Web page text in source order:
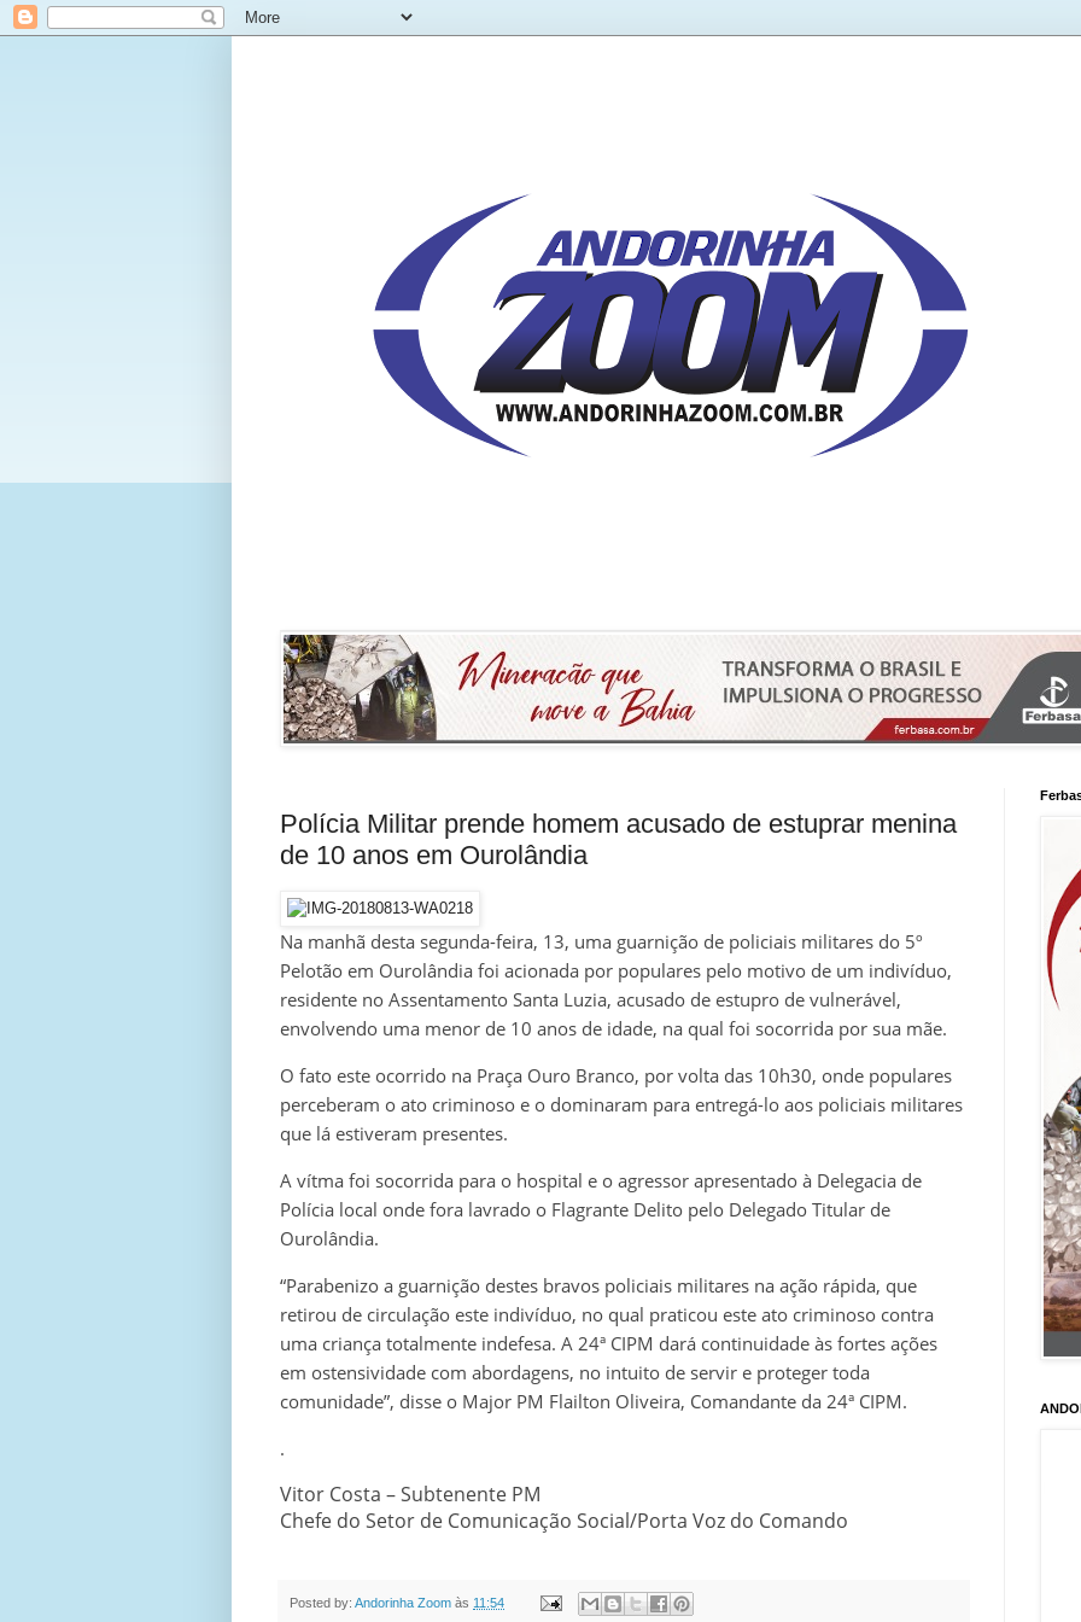
Polícia Militar prende homem acusado de estuprar menina
de 10 anos em Ourolândia
Na manhã desta segunda-feira, 13, uma guarnição de policiais militares do 5º
Pelotão em Ourolândia foi acionada por populares pelo motivo de um indivíduo,
residente no Assentamento Santa Luzia, acusado de estupro de vulnerável,
envolvendo uma menor de 10 anos de idade, na qual foi socorrida por sua mãe.
O fato este ocorrido na Praça Ouro Branco, por volta das 10h30, onde populares
perceberam o ato criminoso e o dominaram para entregá-lo aos policiais militares
que lá estiveram presentes.
A vítma foi socorrida para o hospital e o agressor apresentado à Delegacia de
Polícia local onde fora lavrado o Flagrante Delito pelo Delegado Titular de
Ourolândia.
“Parabenizo a guarnição destes bravos policiais militares na ação rápida, que
retirou de circulação este indivíduo, no qual praticou este ato criminoso contra
uma criança totalmente indefesa. A 24ª CIPM dará continuidade às fortes ações
em ostensividade com abordagens, no intuito de servir e proteger toda
comunidade”, disse o Major PM Flailton Oliveira, Comandante da 24ª CIPM.
.
Vitor Costa – Subtenente PM
Chefe do Setor de Comunicação Social/Porta Voz do Comando
Posted by: Andorinha Zoom às 11:54